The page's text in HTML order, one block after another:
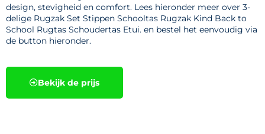
design, stevigheid en comfort. Lees hieronder meer over 3-
delige Rugzak Set Stippen Schooltas Rugzak Kind Back to
School Rugtas Schoudertas Etui. en bestel het eenvoudig via
de button hieronder.
Bekijk de prijs